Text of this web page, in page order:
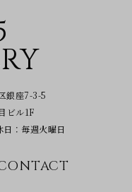
銀座7-3-5
ビル1F
：毎週火曜日